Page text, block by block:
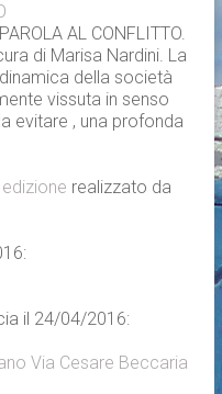
AL CONFLITTO.
di Marisa Nardini. La
della società
vissuta in senso
evitare , una profonda
realizzato da
il 24/04/2016:
Via Cesare Beccaria